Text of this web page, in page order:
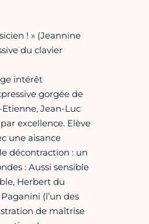
! » (Jeannine
du clavier
intérêt
gorgée de
Jean-Luc
excellence. Elève
une aisance
décontraction : un
: Aussi sensible
Herbert du
(l’un des
de maîtrise